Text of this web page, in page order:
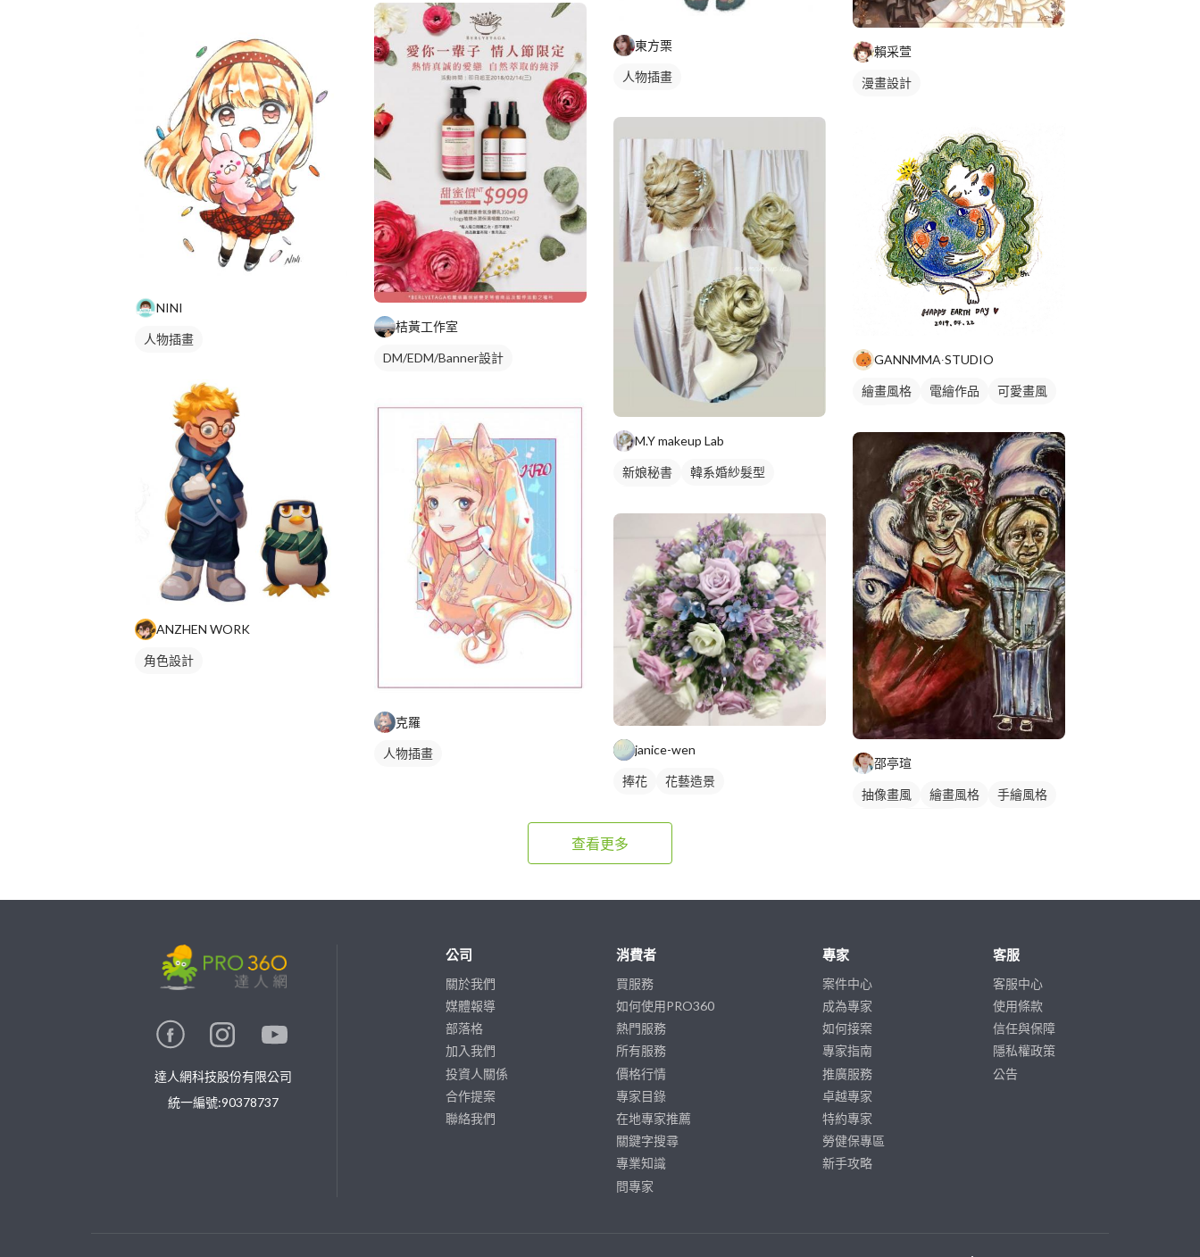
NINI
人物插畫
ANZHEN WORK
角色設計
桔黃工作室
DM/EDM/Banner設計
克羅
人物插畫
東方栗
人物插畫
M.Y makeup Lab
新娘秘書
韓系婚紗髮型
janice-wen
捧花 花藝造景
賴采萱
漫畫設計
GANNMMA∙STUDIO
繪畫風格 電繪作品
可愛畫風
邵亭瑄
抽像畫風 繪畫風格
手繪風格
查看更多
達人網科技股份有限公司
統一編號:90378737
公司
關於我們
媒體報導
部落格
加入我們
投資人關係
合作提案
聯絡我們
消費者
買服務
如何使用PRO360
熱門服務
所有服務
價格行情
專家目錄
在地專家推薦
關鍵字搜尋
專業知識
問專家
專家
案件中心
成為專家
如何接案
專家指南
推廣服務
卓越專家
特約專家
勞健保專區
新手攻略
客服
客服中心
使用條款
信任與保障
隱私權政策
公告